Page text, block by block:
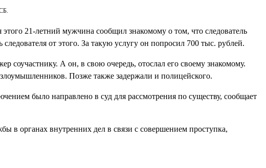
21-летний мужчина сообщил знакомому о том, что следователь
от этого. За такую услугу он попросил 700 тыс. рублей.
соучастнику. А он, в свою очередь, отослал его своему знакомому.
Позже также задержали и полицейского.
было направлено в суд для рассмотрения по существу, сообщает
в органах внутренних дел в связи с совершением проступка,